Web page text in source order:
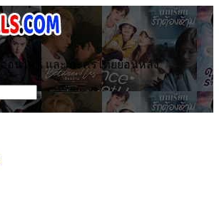
อนไลน์ และ ละครไทยย้อนหลัง